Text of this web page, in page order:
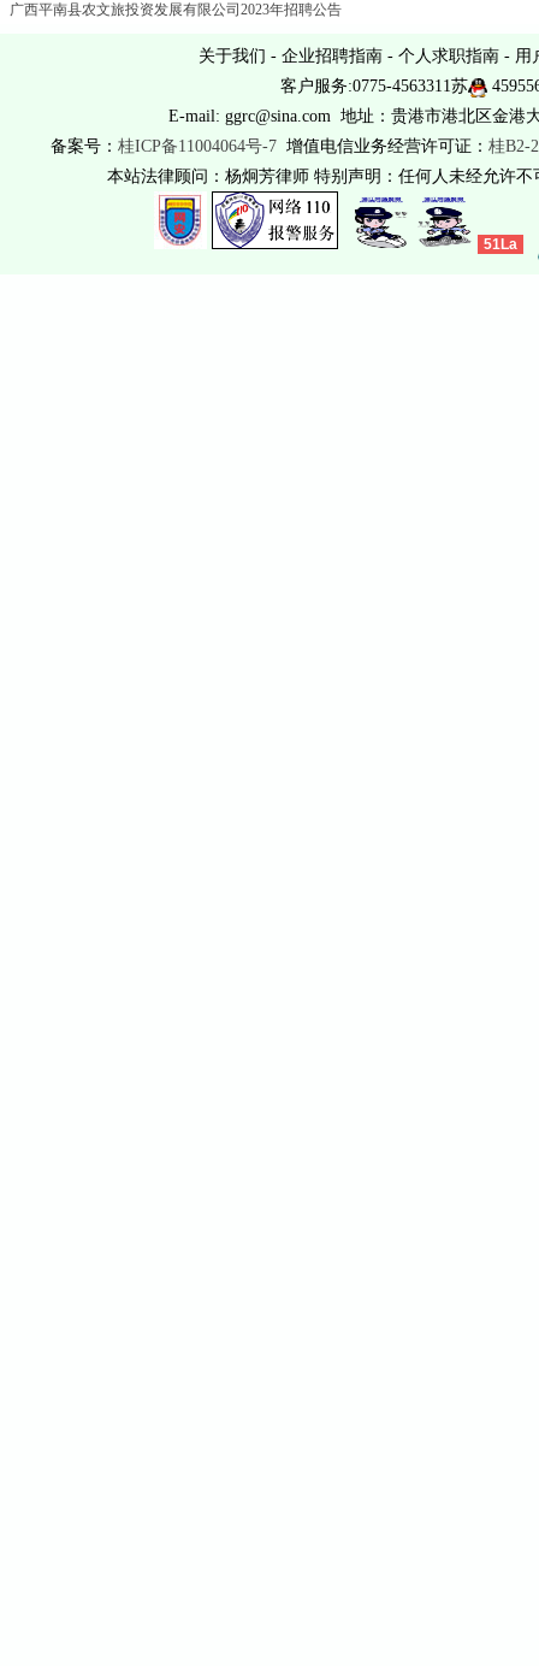
广西平南县农文旅投资发展有限公司2023年招聘公告
关于我们 - 企业招聘指南 - 个人求职指南 - 用
客户服务:0775-4563311苏
E-mail: ggrc@sina.com 地址：贵港市港北区金港
备案号： 桂ICP备11004064号-7增值电信业务经营许可证： 桂B2-
本站法律顾问：杨炯芳律师 特别声明：任何人未经允许
51La